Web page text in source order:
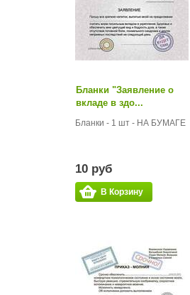
Бланки "Заявление о
вкладе в здо...
Бланки - 1 шт - НА БУМАГЕ
10 руб
В Корзину